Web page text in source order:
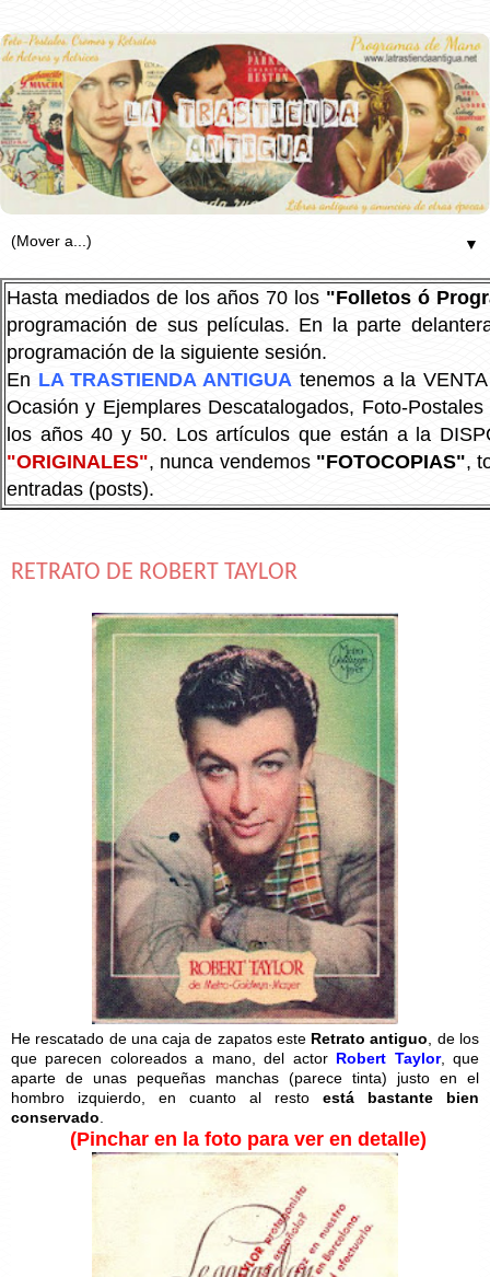
▼
Hasta mediados de los años 70 los "Folletos ó
programación de sus películas. En la parte
programación de la siguiente sesión.
En LA TRASTIENDA ANTIGUA tenemos a la
Ocasión y Ejemplares Descatalogados, Foto-
los años 40 y 50. Los artículos que están a la
"ORIGINALES", nunca vendemos "FOTOCOPIAS",
entradas (posts).
RETRATO DE ROBERT TAYLOR
He rescatado de una caja de zapatos este Retrato antiguo , de los
que parecen coloreados a mano, del actor Robert Taylor, que
aparte de unas pequeñas manchas (parece tinta) justo en el
hombro izquierdo, en cuanto al resto está bastante bien
conservado
(Pinchar en la foto para ver en detalle)